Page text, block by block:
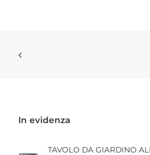
nella
In evidenza
TAVOLO DA GIARDINO